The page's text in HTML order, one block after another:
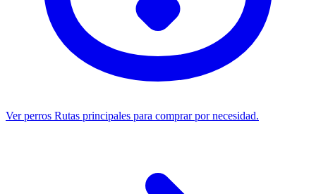
Ver perros Rutas principales para comprar por necesidad.